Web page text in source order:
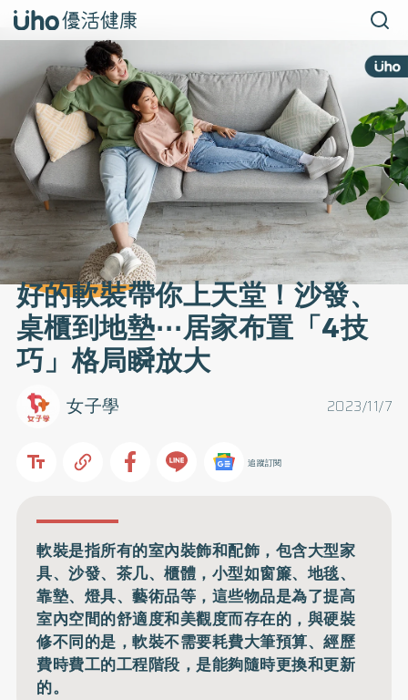
好的軟裝帶你上天堂！沙發、
桌櫃到地墊⋯居家布置「4技
巧」格局瞬放大
2023/11/7
女子學
追蹤訂閱
軟裝是指所有的室內裝飾和配飾，包含大型家
具、沙發、茶几、櫃體，小型如窗簾、地毯、
靠墊、燈具、藝術品等，這些物品是為了提高
室內空間的舒適度和美觀度而存在的，與硬裝
修不同的是，軟裝不需要耗費大筆預算、經歷
費時費工的工程階段，是能夠隨時更換和更新
的。